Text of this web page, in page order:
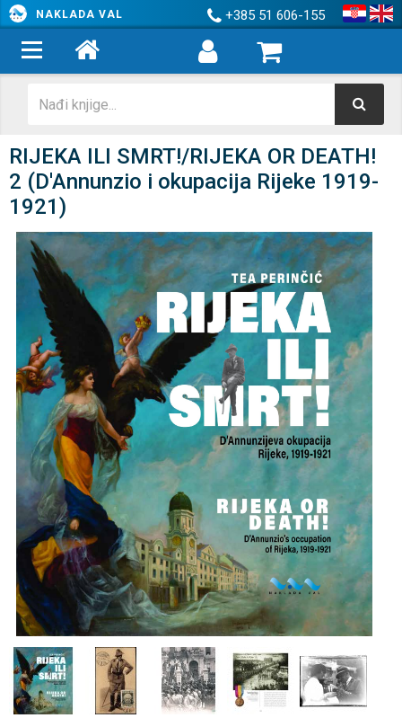
NAKLADA VAL +385 51 606-155
RIJEKA ILI SMRT!/RIJEKA OR DEATH!
2 (D'Annunzio i okupacija Rijeke 1919-
1921)